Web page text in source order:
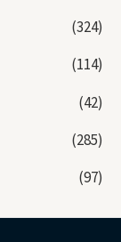
(324)
(114)
(42)
(285)
(97)